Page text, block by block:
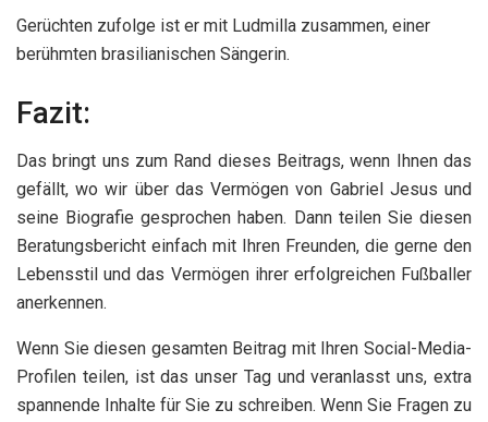
Gerüchten zufolge ist er mit Ludmilla zusammen, einer
berühmten brasilianischen Sängerin.
Fazit:
Das bringt uns zum Rand dieses Beitrags, wenn Ihnen das
gefällt, wo wir über das Vermögen von Gabriel Jesus und
seine Biografie gesprochen haben. Dann teilen Sie diesen
Beratungsbericht einfach mit Ihren Freunden, die gerne den
Lebensstil und das Vermögen ihrer erfolgreichen Fußballer
anerkennen.
Wenn Sie diesen gesamten Beitrag mit Ihren Social-Media-
Profilen teilen, ist das unser Tag und veranlasst uns, extra
spannende Inhalte für Sie zu schreiben. Wenn Sie Fragen zu